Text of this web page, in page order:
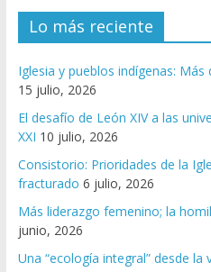
Lo más reciente
Iglesia y pueblos indígenas:
15 julio, 2026
El desafío de León XIV a las
XXI 10 julio, 2026
Consistorio: Prioridades de la
fracturado 6 julio, 2026
Más liderazgo femenino; la
junio, 2026
Una “ecología integral” desde la